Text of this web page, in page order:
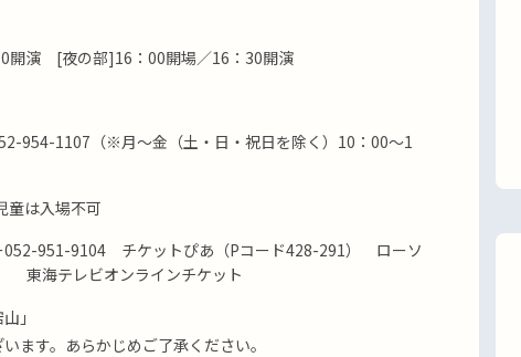
開演 [夜の部]16：00開場／16：30開演
954-1107（※月～金（土・日・祝日を除く）10：00～1
は入場不可
052-951-9104 チケットぴあ（Pコード428-291） ローソ
東海テレビオンラインチケット
」
ます。あらかじめご了承ください。